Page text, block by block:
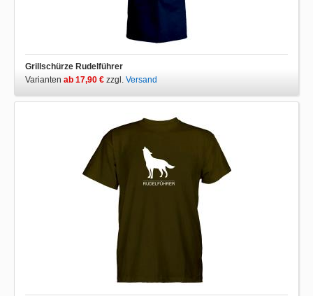
Grillschürze Rudelführer
Varianten ab 17,90 € zzgl. Versand